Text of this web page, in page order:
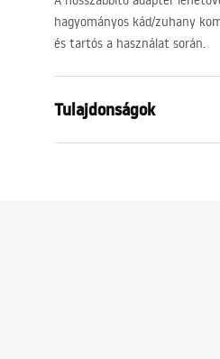
hagyományos kád/zuhany
és tartós a használat során.
Tulajdonságok